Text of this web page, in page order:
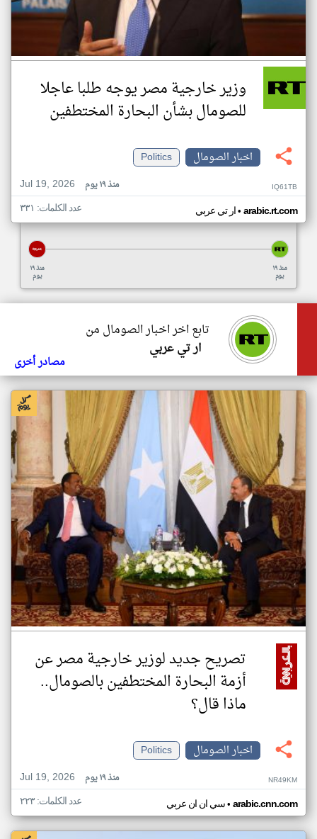
وزير خارجية مصر يوجه طلبا عاجلا
للصومال بشأن البحارة المختطفين
اخبار الصومال
Politics
Jul 19, 2026
منذ ١٩ يوم IQ61TB
ار تي عربي• arabic.rt.com عدد الكلمات: ٣٣١
منذ ١٩
يوم
منذ ١٩
يوم
تابع اخر اخبار الصومال من
ار تي عربي
مصادر أخرى
تصريح جديد لوزير خارجية مصر عن
أزمة البحارة المختطفين بالصومال..
ماذا قال؟
اخبار الصومال
Politics
Jul 19, 2026
منذ ١٩ يوم NR49KM
سي ان ان عربي• arabic.cnn.com عدد الكلمات: ٢٢٣